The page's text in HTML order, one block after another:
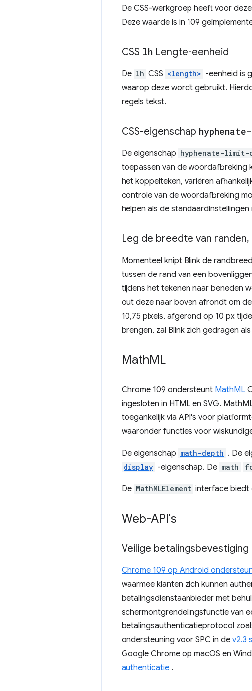
De CSS-werkgroep heeft voor
Deze waarde is in 109
CSS lh Lengte-eenheid
De lh CSS <length> -eenheid is
waarop deze wordt gebruikt.
regels tekst.
CSS-eigenschap
De eigenschap hyphenate-limit-
toepassen van de woordafbreking
het koppelteken, variëren
controle van de woordafbreking
helpen als de standaardinstellingen
Leg de breedte van randen,
Momenteel knipt Blink de
tussen de rand van een
tijdens het tekenen naar beneden
out deze naar boven afrondt om
10,75 pixels, afgerond op 10 px
brengen, zal Blink zich gedragen
MathML
Chrome 109 ondersteunt MathML
ingesloten in HTML en SVG.
toegankelijk via API's voor
waaronder functies voor
De eigenschap math-depth . De
display -eigenschap. De math
De MathMLElement interface biedt
Web-API's
Veilige
Chrome 109 op Android
waarmee klanten zich kunnen
betalingsdienstaanbieder met
schermontgrendelingsfunctie van
betalingsauthenticatieprotocol
ondersteuning voor SPC in de v2.3
Google Chrome op macOS en
authenticatie .